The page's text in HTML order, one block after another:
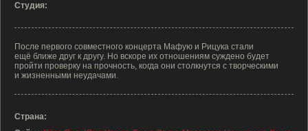
Студия:
После первого совместного концерта Мафую и Рицука стали
ещё ближе друг к другу. Но вскоре их отношениям суждено будет
пройти проверку на прочность, когда они столкнутся с творческими
и жизненными неудачами.
Страна: